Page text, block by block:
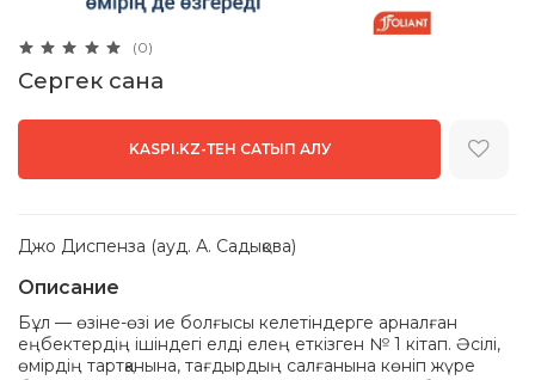
(0)
Сергек сана
KASPI.KZ-ТЕН САТЫП АЛУ
Джо Диспенза (ауд. А. Садықова)
Описание
Бұл — өзіне-өзі ие болғысы келетіндерге арналған
еңбектердің ішіндегі елді елең еткізген № 1 кітап. Әсілі,
өмірдің тартқанына, тағдырдың салғанына көніп жүре